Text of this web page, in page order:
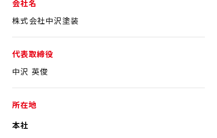
会社名
株式会社中沢塗装
代表取締役
中沢 英俊
所在地
本社